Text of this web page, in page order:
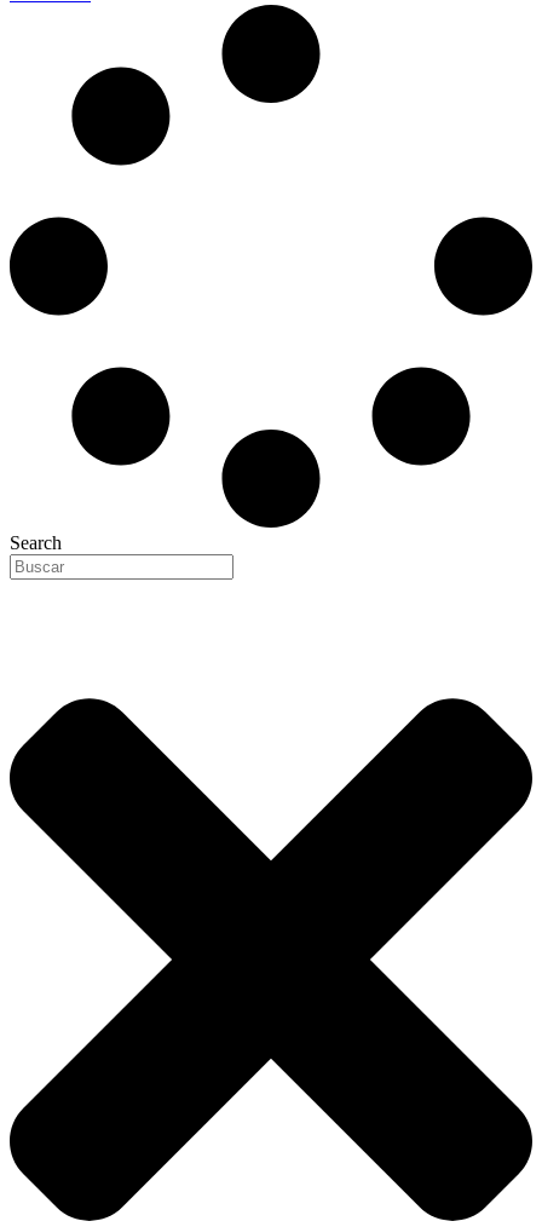
Search